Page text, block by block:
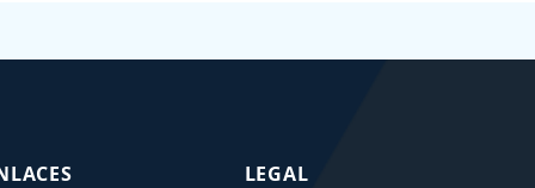
LEGAL